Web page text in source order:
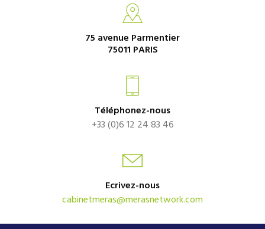
75 avenue Parmentier
75011 PARIS
Téléphonez-nous
+33 (0)6 12 24 83 46
Ecrivez-nous
cabinetmeras@merasnetwork.com